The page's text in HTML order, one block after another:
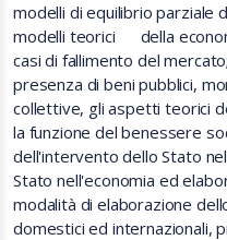
modelli di equilibrio parziale
modelli teorici della
casi di fallimento del
presenza di beni pubblici,
collettive, gli aspetti teorici
la funzione del benessere
dell'intervento dello Stato
Stato nell'economia ed
modalità di elaborazione
domestici ed internazionali,